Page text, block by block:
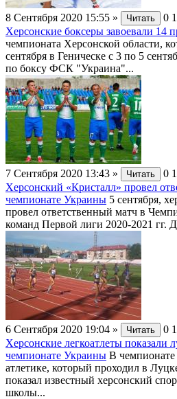
8 Сентября 2020 15:55 » Читать 0
Херсонские боксеры завоевали 14
чемпионата Херсонской области,
сентября в Геническе с 3 по 5
по боксу ФСК "Украина"...
7 Сентября 2020 13:43 » Читать 0
Херсонский «Кристалл» провел
чемпионате Украины 5 сентября,
провел ответственный матч в
команд Первой лиги 2020-2021 гг.
6 Сентября 2020 19:04 » Читать 0
Херсонские легкоатлеты показали
чемпионате Украины В
атлетике, который проходил в
показал известный херсонский
школы...